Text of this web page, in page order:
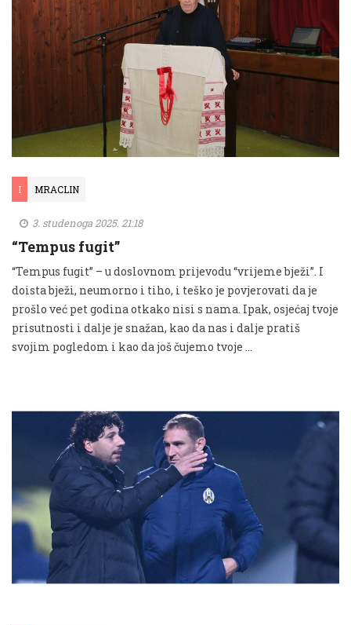
I MRACLIN
3. studenoga 2025. 21:18
“Tempus fugit”
“Tempus fugit” – u doslovnom prijevodu “vrijeme bježi”. I
doista bježi, neumorno i tiho, i teško je povjerovati da je
prošlo već pet godina otkako nisi s nama. Ipak, osjećaj tvoje
prisutnosti i dalje je snažan, kao da nas i dalje pratiš
svojim pogledom i kao da još čujemo tvoje …